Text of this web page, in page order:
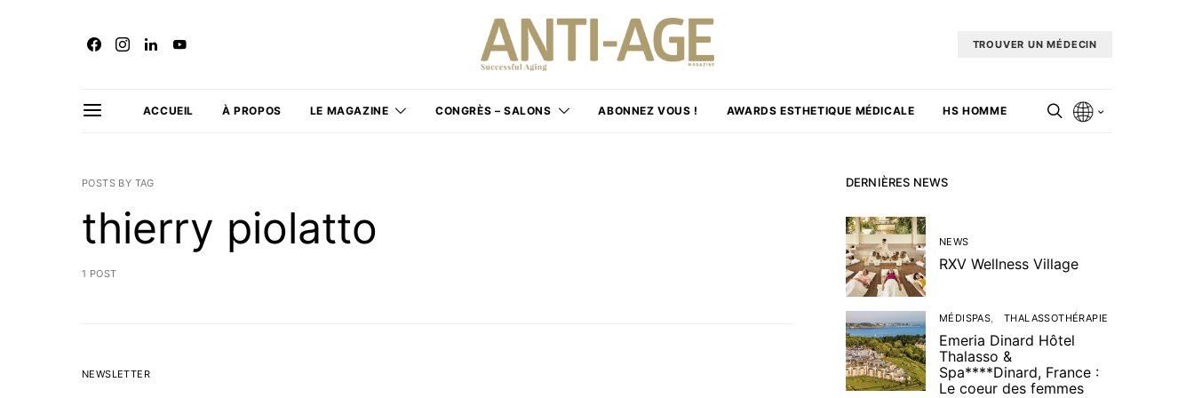
TROUVER UN MÉDECIN
ACCUEIL À PROPOS LE MAGAZINE CONGRÈS – SALONS ABONNEZ VOUS ! AWARDS ESTHETIQUE MÉDICALE HS HOMME
POSTS BY TAG
thierry piolatto
1 POST
NEWSLETTER
DERNIÈRES NEWS
NEWS
RXV Wellness Village
MÉDISPAS THALASSOTHÉRAPIE
Emeria Dinard Hôtel
Thalasso &
Spa****Dinard, France :
Le coeur des femmes